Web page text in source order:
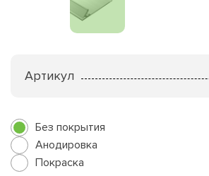
Артикул
Без покрытия
Анодировка
Покраска